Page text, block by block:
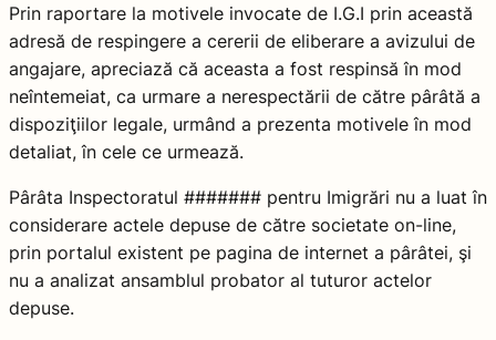
Prin raportare la motivele invocate de I.G.I prin această
adresă de respingere a cererii de eliberare a avizului de
angajare, apreciază că aceasta a fost respinsă în mod
neîntemeiat, ca urmare a nerespectării de către pârâtă a
dispoziţiilor legale, urmând a prezenta motivele în mod
detaliat, în cele ce urmează.
Pârâta Inspectoratul ####### pentru Imigrări nu a luat în
considerare actele depuse de către societate on-line,
prin portalul existent pe pagina de internet a pârâtei, şi
nu a analizat ansamblul probator al tuturor actelor
depuse.